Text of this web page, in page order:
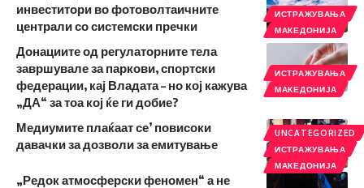
ИСТРАЖУВАЊА
МАКЕДОНИЈА
инвеститори во фотоволтаичните
централи со системски пречки
ИСТРАЖУВАЊА
МАКЕДОНИЈА
Донациите од регулаторните тела
завршувале за паркови, спортски
федерации, кај Владата – но кој кажува
„ДА“ за тоа кој ќе ги добие?
UNCATEGORIZED
ИСТРАЖУВАЊА
МАКЕДОНИЈА
Медиумите плаќаат се’ повисоки
давачки за дозволи за емитување
„Редок атмосферски феномен“ а не